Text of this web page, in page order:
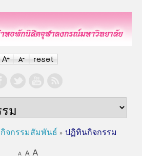
กิจกรรมสัมพันธ์ ปฏิทินกิจกรรม